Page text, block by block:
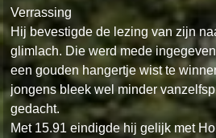
Verrassing
Hij bevestigde de lezing van zijn
glimlach. Die werd mede
een gouden hangertje wist te
jongens bleek wel minder
gedacht.
Met 15.91 eindigde hij gelijk met